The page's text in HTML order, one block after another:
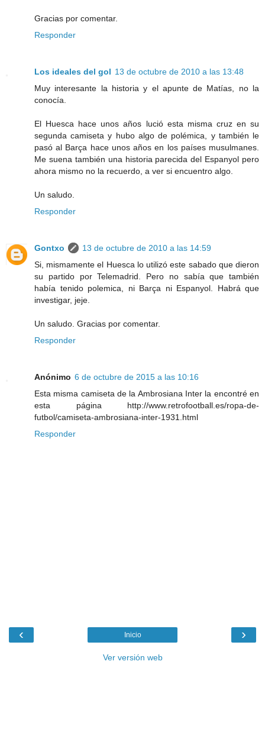
Gracias por comentar.
Responder
Los ideales del gol 13 de octubre de 2010 a las 13:48
Muy interesante la historia y el apunte de Matías, no la
conocía.
El Huesca hace unos años lució esta misma cruz en su
segunda camiseta y hubo algo de polémica, y también le
pasó al Barça hace unos años en los países musulmanes.
Me suena también una historia parecida del Espanyol pero
ahora mismo no la recuerdo, a ver si encuentro algo.
Un saludo.
Responder
Gontxo
13 de octubre de 2010 a las 14:59
Si, mismamente el Huesca lo utilizó este sabado que dieron
su partido por Telemadrid. Pero no sabía que también
había tenido polemica, ni Barça ni Espanyol. Habrá que
investigar, jeje.
Un saludo. Gracias por comentar.
Responder
Anónimo 6 de octubre de 2015 a las 10:16
Esta misma camiseta de la Ambrosiana Inter la encontré en
esta página http://www.retrofootball.es/ropa-de-
futbol/camiseta-ambrosiana-inter-1931.html
Responder
‹ ›
Inicio
Ver versión web